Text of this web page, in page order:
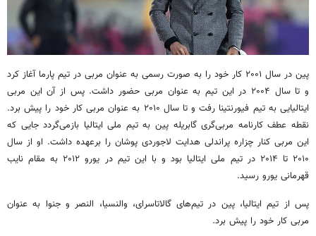
پین در سال ۲۰۰۱ کار خود را به صورت رسمی به عنوان مربی در تیم پارما آغاز کرد
و تا سال ۲۰۰۴ در این تیم به عنوان مربی حضور داشت. پس از آن این مربی
ایتالیایی به تیم فیورنتینا رفت و تا سال ۲۰۱۰ به عنوان مربی کار خود را پیش برد.
نقطه عطف کارنامه مربی‌گری گابریله پین به تیم ملی ایتالیا بازمی‌گردد جایی که
این مربی کنار چزاره پراندلی هدایت لاجوردی پوشان را برعهده داشت. او از سال
۲۰۱۰ تا ۲۰۱۴ در تیم ملی ایتالیا بود و با این تیم در یورو ۲۰۱۲ به مقام نایب
قهرمانی یورو رسید.
پس از تیم ایتالیا، پین در تیم‌های گالاتاسرای، والنسیا، النصر و جنوا به عنوان
مربی کار خود را پیش برد.